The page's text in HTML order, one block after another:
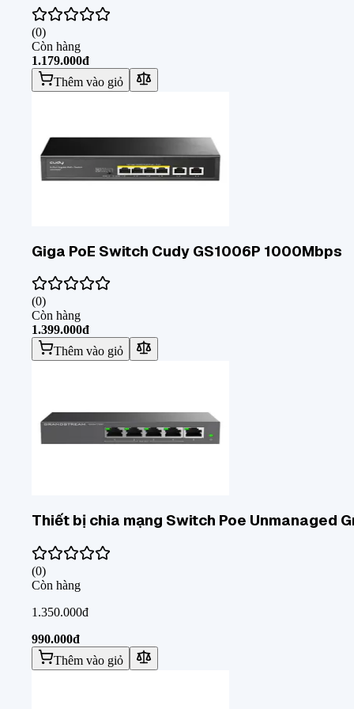
(0)
Còn hàng
1.179.000đ
Thêm vào giỏ
Giga PoE Switch Cudy GS1006P 1000Mbps
(0)
Còn hàng
1.399.000đ
Thêm vào giỏ
Thiết bị chia mạng Switch Poe Unmanaged
(0)
Còn hàng
1.350.000đ
990.000đ
Thêm vào giỏ